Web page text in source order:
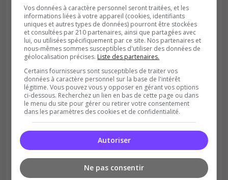
Soutient la communauté
Plus de visibilité = plus de joueurs
Récompenses possibles
Certains serveurs offrent des bonus aux
votants
Vos données à caractère personnel seront traitées, et les
informations liées à votre appareil (cookies, identifiants
uniques et autres types de données) pourront être stockées
et consultées par 210 partenaires, ainsi que partagées avec
lui, ou utilisées spécifiquement par ce site. Nos partenaires et
nous-mêmes sommes susceptibles d'utiliser des données de
géolocalisation précises. Liste des partenaires.
Certains fournisseurs sont susceptibles de traiter vos
données à caractère personnel sur la base de l'intérêt
légitime. Vous pouvez vous y opposer en gérant vos options
ci-dessous. Recherchez un lien en bas de cette page ou dans
le menu du site pour gérer ou retirer votre consentement
dans les paramètres des cookies et de confidentialité.
Autoriser
Ne pas consentir